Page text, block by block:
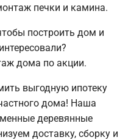
печки и камина.
построить дом и
дома по акции.
выгодную ипотеку
дома! Наша
деревянные
доставку, сборку и